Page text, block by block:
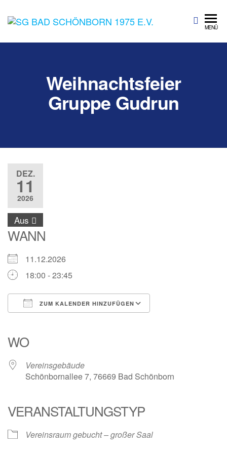
SG Bad
Sportgemeinschaft
MENÜ
Weihnachtsfeier
Gruppe Gudrun
DEZ.
11
2026
Aus
WANN
11.12.2026
18:00 - 23:45
ZUM KALENDER HINZUFÜGEN
WO
Vereinsgebäude
Schönbornallee 7, 76669 Bad Schönborn
VERANSTALTUNGSTYP
Vereinsraum gebucht – großer Saal